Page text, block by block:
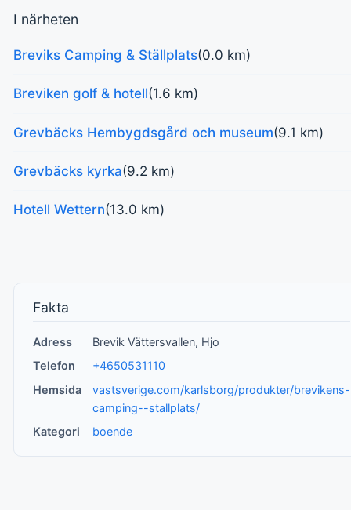
I närheten
Breviks Camping & Ställplats(0.0 km)
Breviken golf & hotell(1.6 km)
Grevbäcks Hembygdsgård och museum(9.1 km)
Grevbäcks kyrka(9.2 km)
Hotell Wettern(13.0 km)
Fakta
Adress
Brevik Vättersvallen, Hjo
Telefon
+4650531110
Hemsida
vastsverige.com/karlsborg/produkter/brevikens-
camping--stallplats/
Kategori
boende